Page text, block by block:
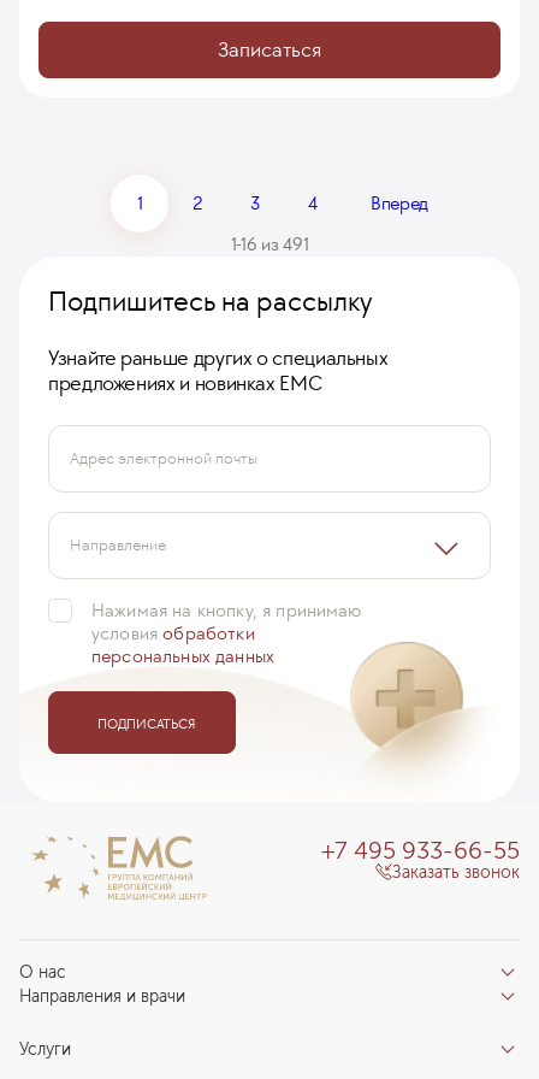
Записаться
1 2 3 4
Вперед
1-16 из 491
Подпишитесь на рассылку
Узнайте раньше других о специальных
предложениях и новинках ЕМС
Адрес электронной почты
Направление
Нажимая на кнопку, я принимаю
условияобработки
персональных данных
ПОДПИСАТЬСЯ
О нас
Отзывы пациентов
О клинике
Направления и врачи
Направления
Услуги
+7 495 933-66-55
Заказать звонок